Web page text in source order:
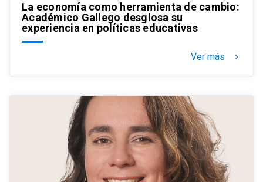
La economía como herramienta de cambio:
Académico Gallego desglosa su
experiencia en políticas educativas
Ver más keyboard_arrow_right